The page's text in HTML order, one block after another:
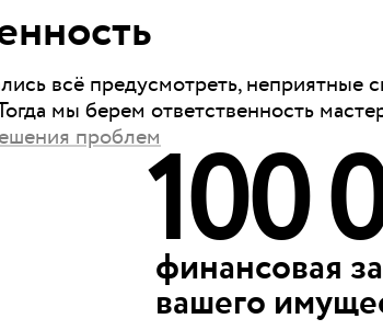
всё предусмотреть, неприятные
мы берем ответственность
проблем100
финансовая
вашего